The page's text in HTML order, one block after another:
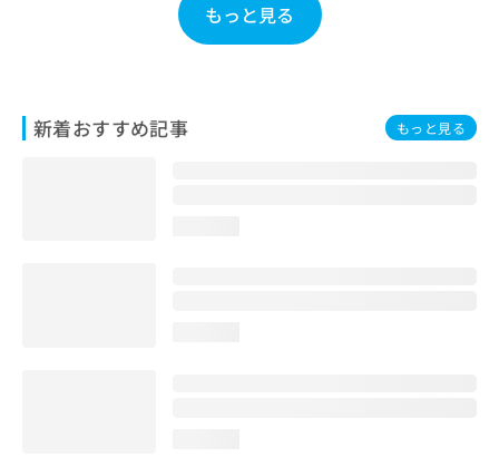
もっと見る
新着おすすめ記事 もっと見る
せ